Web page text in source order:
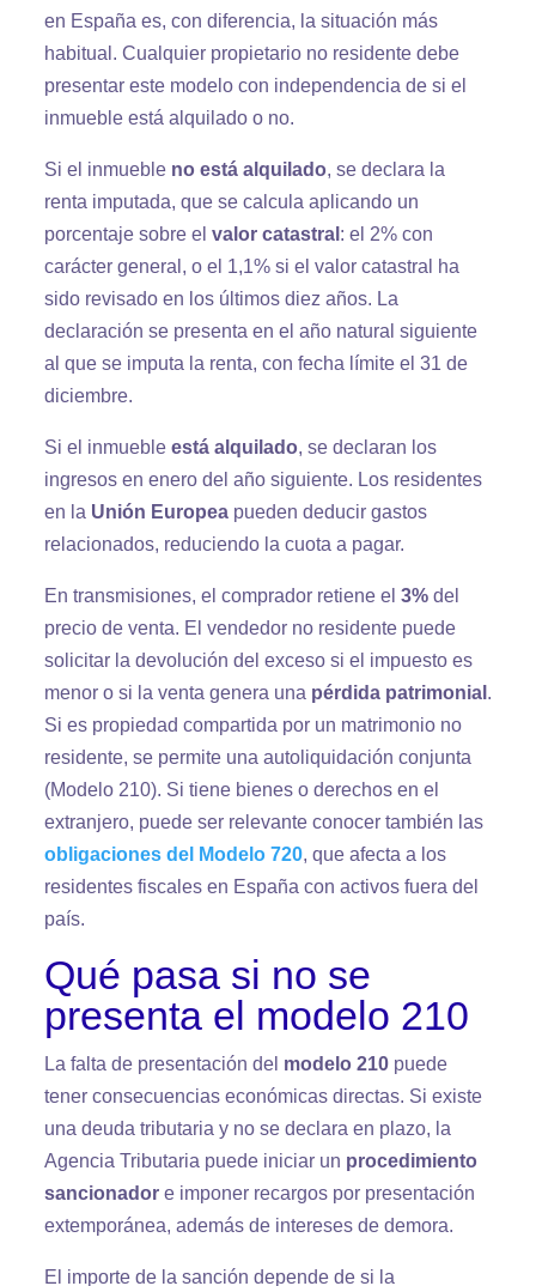
en España es, con diferencia, la situación más
habitual. Cualquier propietario no residente debe
presentar este modelo con independencia de si el
inmueble está alquilado o no.
Si el inmueble no está alquilado, se declara la
renta imputada, que se calcula aplicando un
porcentaje sobre el valor catastral : el 2% con
carácter general, o el 1,1% si el valor catastral ha
sido revisado en los últimos diez años. La
declaración se presenta en el año natural siguiente
al que se imputa la renta, con fecha límite el 31 de
diciembre.
Si el inmueble está alquilado, se declaran los
ingresos en enero del año siguiente. Los residentes
en la Unión Europeapueden deducir gastos
relacionados, reduciendo la cuota a pagar.
En transmisiones, el comprador retiene el 3%del
precio de venta. El vendedor no residente puede
solicitar la devolución del exceso si el impuesto es
menor o si la venta genera una pérdida patrimonial .
Si es propiedad compartida por un matrimonio no
residente, se permite una autoliquidación conjunta
(Modelo 210). Si tiene bienes o derechos en el
extranjero, puede ser relevante conocer también las
obligaciones del Modelo 720, que afecta a los
residentes fiscales en España con activos fuera del
país.
Qué pasa si no se
presenta el modelo 210
La falta de presentación del modelo 210puede
tener consecuencias económicas directas. Si existe
una deuda tributaria y no se declara en plazo, la
Agencia Tributaria puede iniciar un procedimiento
sancionadore imponer recargos por presentación
extemporánea, además de intereses de demora.
El importe de la sanción depende de si la